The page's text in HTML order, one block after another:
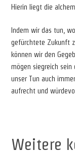
Hierin liegt die
Indem wir das tun,
gefürchtete Zukunft
können wir den
mögen siegreich sein
unser Tun auch
aufrecht und
Weitere